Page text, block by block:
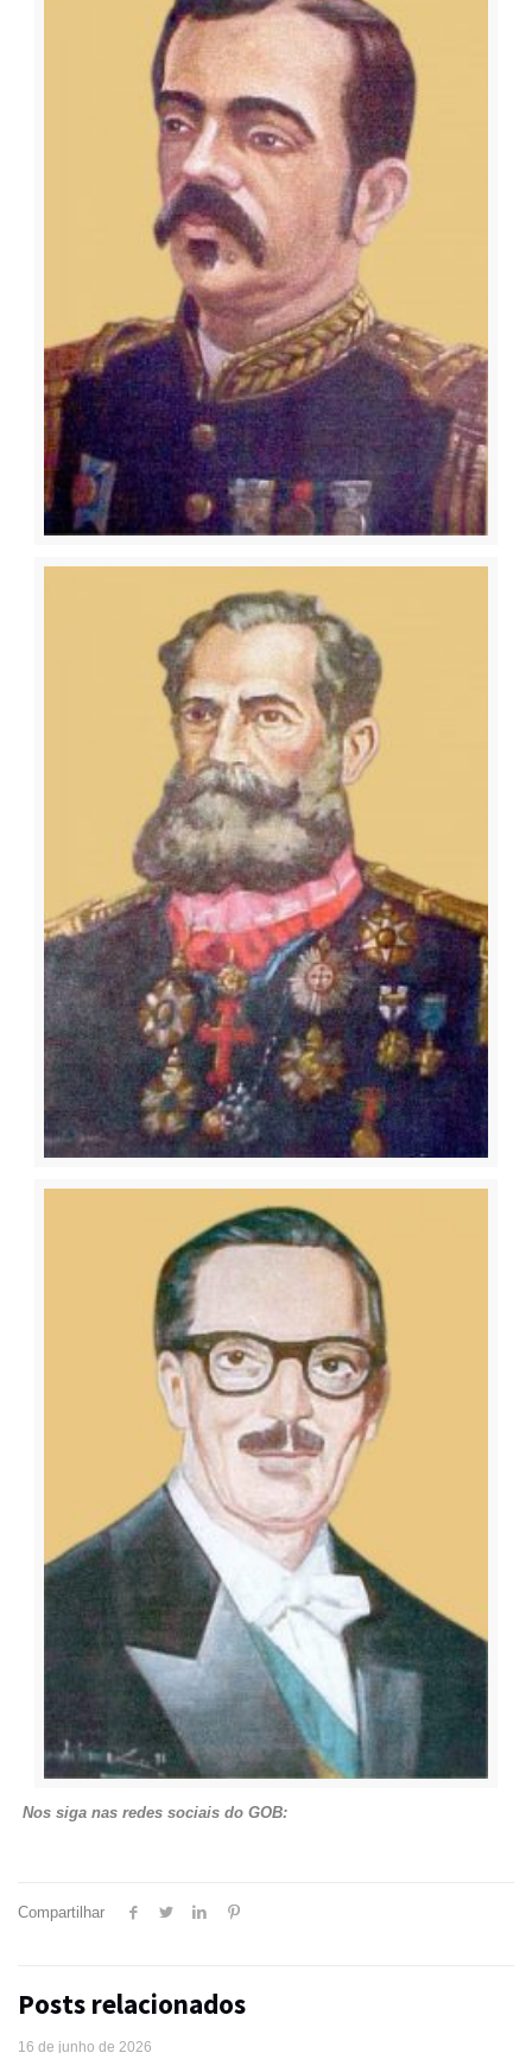
Nos siga nas redes sociais do GOB:
Compartilhar
Posts relacionados
16 de junho de 2026